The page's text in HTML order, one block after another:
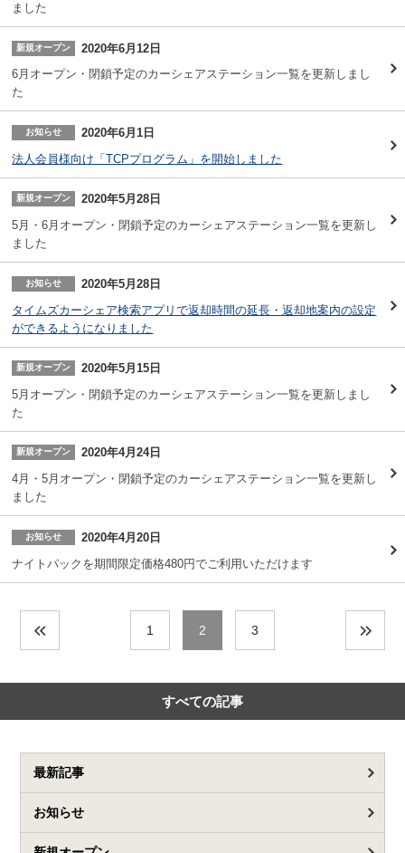
ました
新規オープン
2020年6月12日
6月オープン・閉鎖予定のカーシェアステーション一覧を更新しまし
た
お知らせ
2020年6月1日
法人会員様向け「TCPプログラム」を開始しました
新規オープン
2020年5月28日
5月・6月オープン・閉鎖予定のカーシェアステーション一覧を更新し
ました
お知らせ
2020年5月28日
タイムズカーシェア検索アプリで返却時間の延長・返却地案内の設定
ができるようになりました
新規オープン
2020年5月15日
5月オープン・閉鎖予定のカーシェアステーション一覧を更新しまし
た
新規オープン
2020年4月24日
4月・5月オープン・閉鎖予定のカーシェアステーション一覧を更新し
ました
お知らせ
2020年4月20日
ナイトパックを期間限定価格480円でご利用いただけます
1 2 3
すべての記事
最新記事
お知らせ